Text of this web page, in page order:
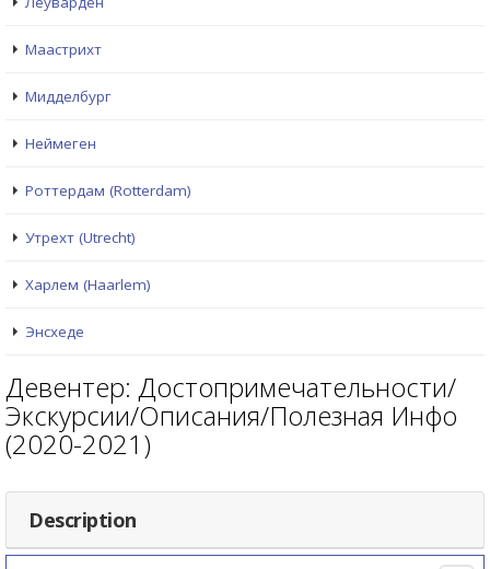
Маастрихт
Мидделбург
Неймеген
Роттердам (Rotterdam)
Утрехт (Utrecht)
Харлем (Haarlem)
Энсхеде
Девентер: Достопримечательности/
Экскурсии/Описания/Полезная Инфо
(2020-2021)
Description